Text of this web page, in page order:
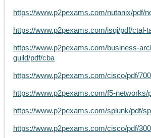
https://www.p2pexams.com/nutanix/pdf/
https://www.p2pexams.com/isqi/pdf/ctal-
https://www.p2pexams.com/business-
guild/pdf/cba
https://www.p2pexams.com/cisco/pdf/
https://www.p2pexams.com/f5-networks/
https://www.p2pexams.com/splunk/pdf/
https://www.p2pexams.com/cisco/pdf/